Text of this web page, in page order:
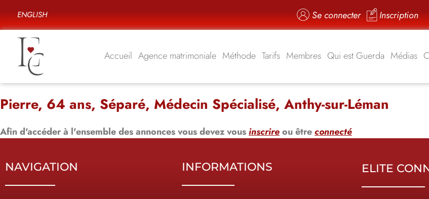
ENGLISH Se connecter Inscription
Accueil Agence matrimoniale Méthode Tarifs Membres Qui est Guerda Médias
Pierre, 64 ans, Séparé, Médecin Spécialisé, Anthy-sur-Léman
Afin d'accéder à l'ensemble des annonces vous devez vousinscrireou êtreconnecté
NAVIGATION INFORMATIONS ELITE